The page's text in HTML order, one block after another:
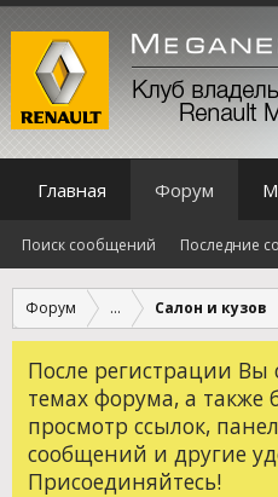
Форум ... Салон и кузов
После регистрации Вы
темах форума, а также
просмотр ссылок,
сообщений и другие
Присоединяйтесь!
Главная Форум
Поиск сообщений Последние